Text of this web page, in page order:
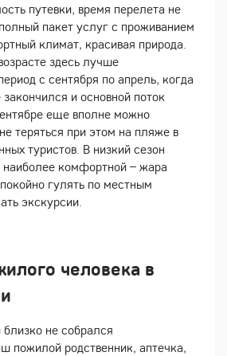
путевки, время перелета не
пакет услуг с проживанием
климат, красивая природа.
здесь лучше
с сентября по апрель, когда
и основной поток
еще вполне можно
теряться при этом на пляже в
туристов. В низкий сезон
наиболее комфортной – жара
гулять по местным
экскурсии.
человека в
не собрался
пожилой родственник, аптечка,